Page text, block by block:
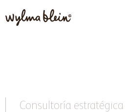
Consultoría estratégica